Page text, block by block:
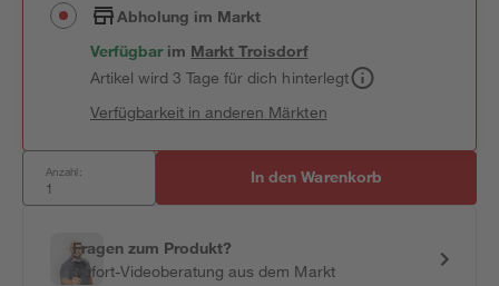
Abholung im Markt
Verfügbar im MarktTroisdorf
Artikel wird 3 Tage für dich hinterlegt
Verfügbarkeit in anderen Märkten
Anzahl: In den Warenkorb
Fragen zum Produkt?
Sofort-Videoberatung aus dem Markt